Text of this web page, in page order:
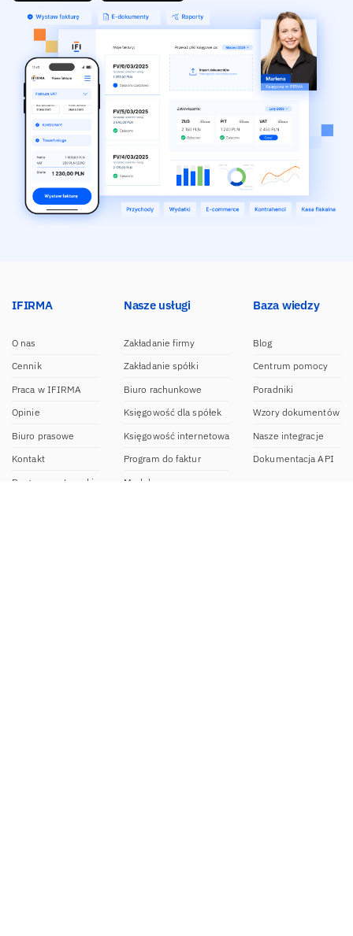
IFIRMA
O nas
Cennik
Praca w IFIRMA
Opinie
Biuro prasowe
Kontakt
Program partnerski
Nasze usługi
Zakładanie firmy
Zakładanie spółki
Biuro rachunkowe
Księgowość dla spółek
Księgowość internetowa
Program do faktur
Moduł e-commerce
Baza wiedzy
Blog
Centrum pomocy
Poradniki
Wzory dokumentów
Nasze integracje
Dokumentacja API